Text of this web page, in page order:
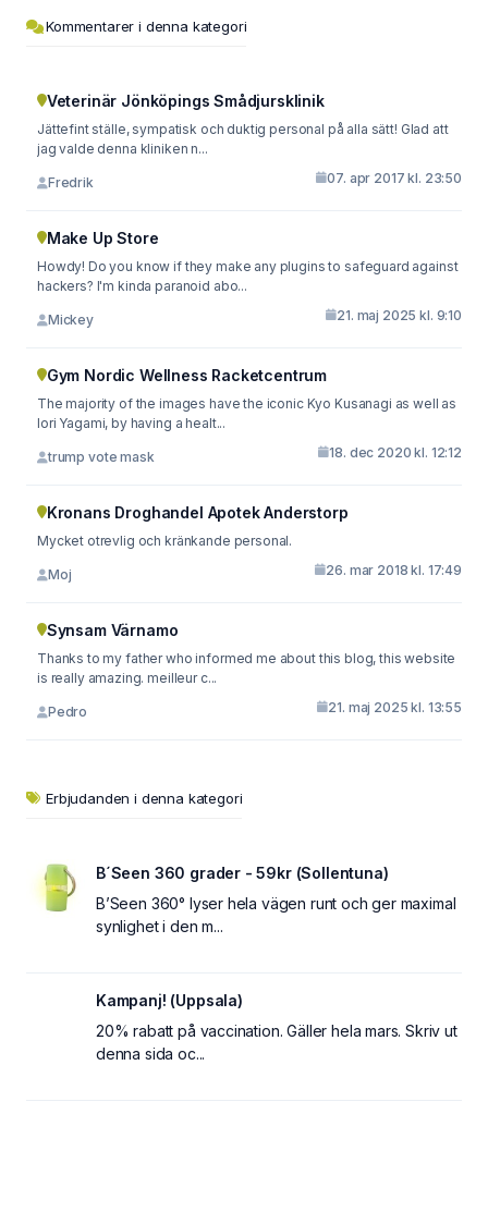
Kommentarer i denna kategori
Veterinär Jönköpings Smådjursklinik
Jättefint ställe, sympatisk och duktig personal på alla sätt! Glad att
jag valde denna kliniken n...
Fredrik 07. apr 2017 kl. 23:50
Make Up Store
Howdy! Do you know if they make any plugins to safeguard against
hackers? I'm kinda paranoid abo...
Mickey 21. maj 2025 kl. 9:10
Gym Nordic Wellness Racketcentrum
The majority of the images have the iconic Kyo Kusanagi as well as
Iori Yagami, by having a healt...
trump vote mask 18. dec 2020 kl. 12:12
Kronans Droghandel Apotek Anderstorp
Mycket otrevlig och kränkande personal.
Moj 26. mar 2018 kl. 17:49
Synsam Värnamo
Thanks to my father who informed me about this blog, this website
is really amazing. meilleur c...
Pedro 21. maj 2025 kl. 13:55
Erbjudanden i denna kategori
B´Seen 360 grader - 59kr (Sollentuna)
B’Seen 360° lyser hela vägen runt och ger maximal
synlighet i den m...
Kampanj! (Uppsala)
20% rabatt på vaccination. Gäller hela mars. Skriv ut
denna sida oc...